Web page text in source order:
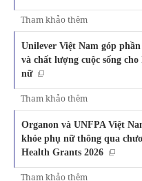
Tham khảo thêm
Unilever Việt Nam góp
và chất lượng cuộc sống
nữ
Tham khảo thêm
Organon và UNFPA Việt
khỏe phụ nữ thông qua
Health Grants 2026
Tham khảo thêm